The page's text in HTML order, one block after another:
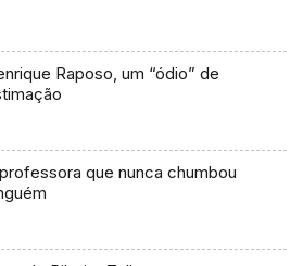
Raposo, um “ódio” de
que nunca chumbou